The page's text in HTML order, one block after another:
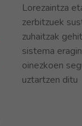
Lorezaintza
zerbitzuek
zuhaitzak
sistema
oinezkoen
uztartzen ditu